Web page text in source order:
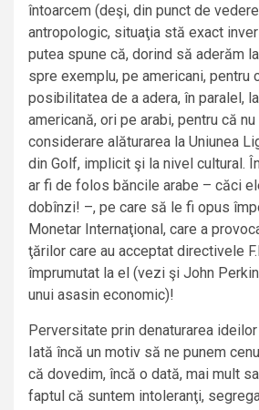
întoarcem (deşi, din punct de
antropologic, situaţia stă exact
putea spune că, dorind să aderăm
spre exemplu, pe americani, pentru
posibilitatea de a adera, în paralel,
americană, ori pe arabi, pentru că nu
considerare alăturarea la Uniunea
din Golf, implicit şi la nivel cultural.
ar fi de folos băncile arabe – căci
dobînzi! –, pe care să le fi opus
Monetar Internaţional, care a
ţărilor care au acceptat directivele
împrumutat la el (vezi şi John
unui asasin economic)!
Perversitate prin denaturarea ideilor
Iată încă un motiv să ne punem
că dovedim, încă o dată, mai mult
faptul că suntem intoleranţi,